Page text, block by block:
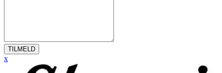
TILMELD
x